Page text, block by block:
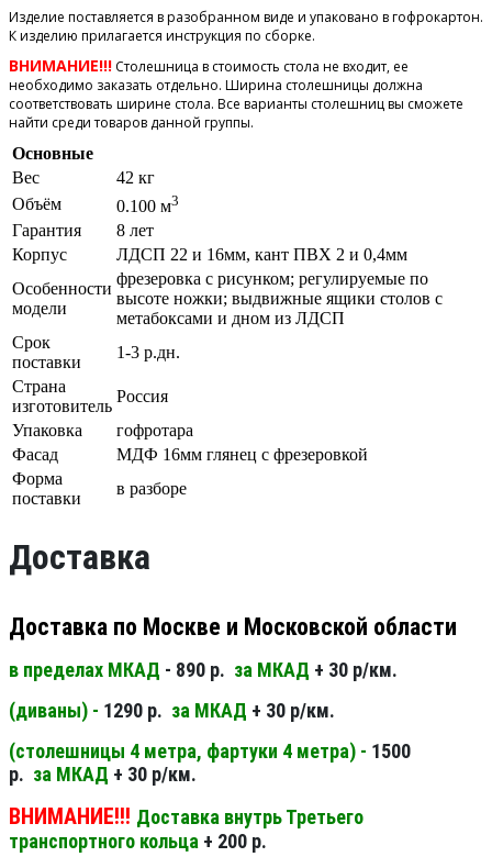
Изделие поставляется в разобранном виде и упаковано в гофрокартон.
К изделию прилагается инструкция по сборке.
ВНИМАНИЕ!!! Столешница в стоимость стола не входит, ее
необходимо заказать отдельно. Ширина столешницы должна
соответствовать ширине стола. Все варианты столешниц вы сможете
найти среди товаров данной группы.
Основные
Вес
42 кг
Объём
0.100 м3
Гарантия
8 лет
Корпус
ЛДСП 22 и 16мм, кант ПВХ 2 и 0,4мм
Особенности
модели
фрезеровка с рисунком; регулируемые по
высоте ножки; выдвижные ящики столов с
метабоксами и дном из ЛДСП
Срок
поставки
1-3 р.дн.
Страна
изготовитель
Россия
Упаковка
гофротара
Фасад
МДФ 16мм глянец с фрезеровкой
Форма
поставки
в разборе
Доставка
Доставка по Москве и Московской области
в пределах МКАД - 890 р. за МКАД + 30 р/км.
(диваны) - 1290 р. за МКАД + 30 р/км.
(столешницы 4 метра, фартуки 4 метра) - 1500
р. за МКАД + 30 р/км.
ВНИМАНИЕ!!! Доставка внутрь Третьего
транспортного кольца + 200 р.